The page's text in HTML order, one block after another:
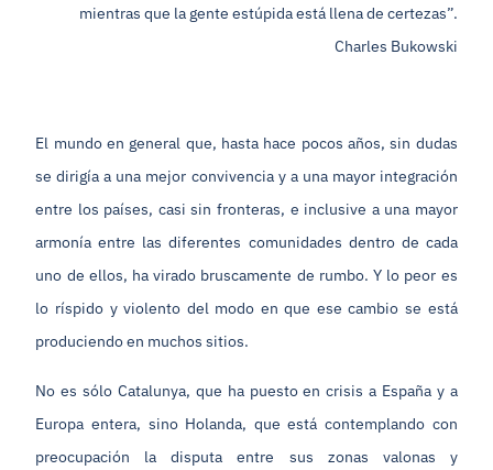
mientras que la gente estúpida está llena de certezas”.
Charles Bukowski
El mundo en general que, hasta hace pocos años, sin dudas
se dirigía a una mejor convivencia y a una mayor integración
entre los países, casi sin fronteras, e inclusive a una mayor
armonía entre las diferentes comunidades dentro de cada
uno de ellos, ha virado bruscamente de rumbo. Y lo peor es
lo ríspido y violento del modo en que ese cambio se está
produciendo en muchos sitios.
No es sólo Catalunya, que ha puesto en crisis a España y a
Europa entera, sino Holanda, que está contemplando con
preocupación la disputa entre sus zonas valonas y